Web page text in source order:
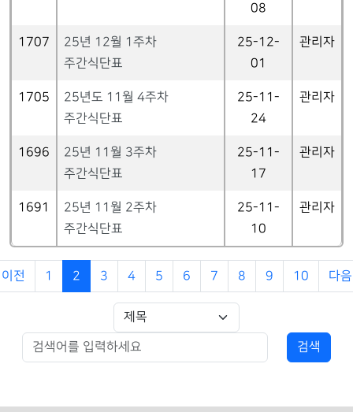
08
1707
25년 12월 1주차
주간식단표
25-12-
01
관리자
1705
25년도 11월 4주차
주간식단표
25-11-
24
관리자
1696
25년 11월 3주차
주간식단표
25-11-
17
관리자
1691
25년 11월 2주차
주간식단표
25-11-
10
관리자
이전 1 2 3 4 5 6 7 8 9 10 다음